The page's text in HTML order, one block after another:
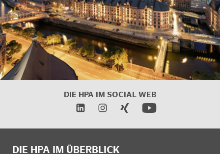
DIE HPA IM SOCIAL WEB
DIE HPA IM ÜBERBLICK